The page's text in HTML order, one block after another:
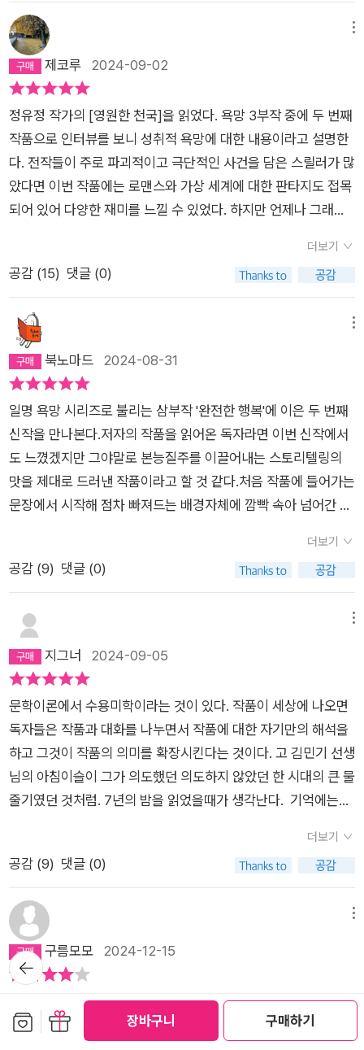
장바구니 구매하기
동안 다른 책은 못 읽을 것 같다. 행복한 주말이었다.
제코루 2024-09-02
정유정 작가의 [영원한 천국]을 읽었다. 욕망 3부작 중에 두 번째
작품으로 인터뷰를 보니 성취적 욕망에 대한 내용이라고 설명한
다. 전작들이 주로 파괴적이고 극단적인 사건을 담은 스릴러가 많
았다면 이번 작품에는 로맨스와 가상 세계에 대한 판타지도 접목
되어 있어 다양한 재미를 느낄 수 있었다. 하지만 언제나 그래왔
있어 등장인물들의 내면적 변화를 지켜보면 어떠한 상황에서도
자이를 잃지 않고 삶의 의미를 깨닫기를 바라는 저자의 응원이 담
미된 판결에 귀결점을 둔 것이 아닐까 예상했었지만 보기 좋게 빗
나가고, 과학의 발달로 언젠가는 영생을 꿈꾸는 인간이 육체적 소
멸을 앞두고 스스로 데이타화 되기를 선택하여 완벽한 홀로그램
영원한 천국의 이름은 롤라 라는 가상 세계이고 소설 속에서는 아
직 완전하게 구현되지 않은 일종의 베타버전을 실행하고 있는 상
태로 나온다. 롤라를 구상한 이들은 인간과 가장 유사한 침팬지,
고릴라, 보노보의 생체실험을 마쳤고 마지막으로 인간을 대상으
로 한 실험에 착수하여 실험대상자들을 고르기 시작한다. '롤라에
보낸다는 건 정보 형태로 네트워크에 업로드시킨다는 얘기야. 몸
을 뺀 나머지, 그러니까 한 개체의 고유한 의식, 무의식, 본성, 반
간의 고유한 요소들이 롤라에 보내지고 난 다음에 동일한 본성의
주인인 육체가 세상에 남아 있을 수 없기에 롤라는 소리소문없이
사라져도 문제가 불거지지 않을 대상으로 노숙자들을 선택했고
무작위로 그들에게 롤라에 업로드 될 수 있는 앱이 구동되는 유심
칩을 무상으로 나눠주게 된다. 한국에는 5명에게 유심칩이 주어
졌고 롤라에 가고자 유심을 강탈하려는 이들이 잔혹한 폭력을 행
사하게 된다. 소설 속에서 랑이 언니가 경주에게 '자기야, 삶이 소
중한 건 언젠가는 끝나기 때문이야.(491)'라는 카프카의 말을 인
용한 것처럼, 매순간 나의 몸이 죽음을 향해 가고 있는 것을 인식
것이라는 것을 알기에 주어진 시간을 의미 있고 가치 있게 살아가
고자 애쓴다. 그렇기 때문에 불로장생을 막연히 꿈꿔왔다 하더라
도 롤라에 입성하여 드림시어터의 설계대로 원하는 삶을 마음껏
살 수 있다고 해도 끝이 없이 영원히 지속된다면 그것을 선택할
사람이 얼마나 될까란 의문이 들었다. 하지만 해상이 어머니와 동
일한 루게릭병에 걸려 몸이 굳어가기 전에 마지막 소원처럼 탐방
했던 바하리아 사막에서 간절히 만나고 싶었던 사막여우를 첫눈
에 반한 제이와 함께 보았다면, 롤라행을 간절히 바라게 되지 않
았을까? 소설의 시작은 경주와 해상이 롤라에서 만나 경주가 원
더보기
공감 (15) 댓글 (0)
북노마드 2024-08-31
일명 욕망 시리즈로 불리는 삼부작 '완전한 행복'에 이은 두 번째
신작을 만나본다.저자의 작품을 읽어온 독자라면 이번 신작에서
도 느꼈겠지만 그야말로 본능질주를 이끌어내는 스토리텔링의
맛을 제대로 드러낸 작품이라고 할 것 같다.처음 작품에 들어가는
문장에서 시작해 점차 빠져드는 배경자체에 깜빡 속아 넘어간 장
무엇인가에 대한 생각을 하게 한 작품이다.거대 네트워크이자 이
지 빅데이터를 통한 플랫폼인 롤라에서는 개인이 선택한 생애가
러이자 프로그래밍 기술자인 해상에게 자신의 의뢰를 제안한 일
로 만나게 되면서 본격적인 흐름들이 이어진다.인간이 태어나고
죽는 이치가 세상의 원리작동이라면 나의 육체 외에 모든 것을 유
면? 그곳에는 소위 말하는 인간세상에서 부딪칠 수 있는 모든 감
정들의 원천들이 없고 오로지 자신이 기억하고 싶고 기억한 과거
의 모습들만 안고 살아가는 세계라면 이들은 행복할까?여기에서
출발하는 질문에 대한 답을 찾아가는 여정은 등장인물들의 생애
와 독자들 나름대로 자신의 인생을 비춰서 많은 생각들을 하게 될
것 같다.사랑받지 못한 채 불우한 성장기를 거친 임경주가 동생
승주의 사망사고를 접한 이후 삼애원에 취직하면서 만난 박제이,
를 둘러싸고 노숙자 쉼터이자 재활 역할을 하는 그곳에서 시각과
촉각을 더 세우면서 날 선 감정들을 숨죽이듯 읽어나갈 수밖에 없
는 밀도 높은 긴장감은 그야말로 저자만의 특징이 고스란히 보인
다.인간들이 영원히 죽지 않는 내세에 대한 희망적인 꿈을 실현할
수 있다는 롤라와 개인극장인 드림시어터, 이를 둘러싼 모종의 암
투와 뺏고 빼앗기는 사람들의 사투들이 외딴섬처럼 떨어진 장소
더보기
공감 (9) 댓글 (0)
지그너 2024-09-05
문학이론에서 수용미학이라는 것이 있다. 작품이 세상에 나오면
독자들은 작품과 대화를 나누면서 작품에 대한 자기만의 해석을
하고 그것이 작품의 의미를 확장시킨다는 것이다. 고 김민기 선생
님의 아침이슬이 그가 의도했던 의도하지 않았던 한 시대의 큰 물
줄기였던 것처럼. 7년의 밤을 읽었을때가 생각난다. 기억에는
품을 읽었던 것 같다. 나에게 이 작품은 그러한 감동을 주었
다. 첫 장은 참 낯설고 이상하다. 뭔가 시공간이 뒤틀려 있는 것
효과를 통해 카타르시스의 자리에 관객의 낯설음과 의아함을 넣
으면서 발생하는 관객의 반응처럼 말이다. 그 낯설음과 실오라기
같은 궁금함이 책장을 넘기게 만든다. 그리고 그 궁금함은 증폭된
다. 그러다가 어느 순간 전개는 속도를 내기 시작한다. 마치 갑자
기 광풍이 몰아치듯. 한 순간의 광풍이 사그러지고 다시 작품은
잠잠해진다. 그런데 읽을 분량이 한 챕터가 더 남아있다. ‘왜 여기
더보기
공감 (9) 댓글 (0)
구름모모 2024-12-15
정유정 작가의 인터뷰 글을 읽었다. 작가가 어떤 상황에서 집필한
소설이었는지도 들려주었기에 펼친 작품이다. 부르면 찾아가는
뒤로가
기